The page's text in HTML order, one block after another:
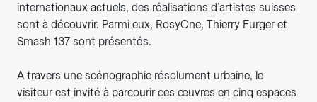
internationaux actuels, des réalisations d’artistes suisses
sont à découvrir. Parmi eux, RosyOne, Thierry Furger et
Smash 137 sont présentés.
A travers une scénographie résolument urbaine, le
visiteur est invité à parcourir ces œuvres en cinq espaces